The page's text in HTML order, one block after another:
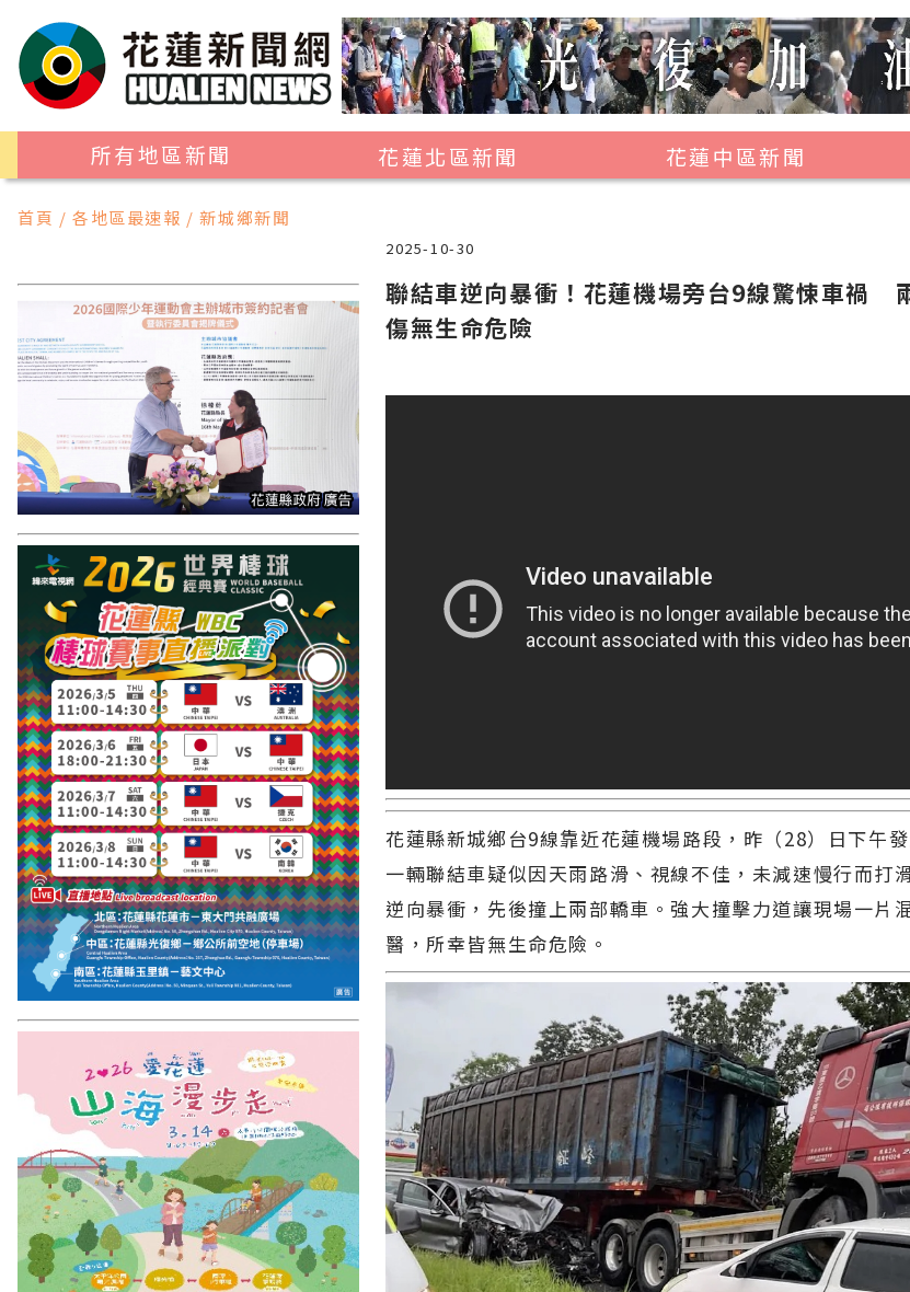
所有地區新聞
花蓮北區新聞
吉安鄉
新城鄉
秀林鄉
花蓮中區新聞
萬榮鄉
首頁 / 各地區最速報 / 新城鄉新聞
2025-10-30
聯結車逆向暴衝！花蓮機場旁台9線驚悚車禍
傷無生命危險
花蓮縣新城鄉台9線靠近花蓮機場路段，昨（28）日下午
一輛聯結車疑似因天雨路滑、視線不佳，未減速慢行而打
逆向暴衝，先後撞上兩部轎車。強大撞擊力道讓現場一片
醫，所幸皆無生命危險
花蓮縣新城鄉台9線靠近花蓮機場路段，昨（28）日下午
一輛聯結車疑似因天雨路滑、視線不佳，未減速慢行而打
逆向暴衝，先後撞上兩部轎車。強大撞擊力道讓現場一片
醫，所幸皆無生命危險。